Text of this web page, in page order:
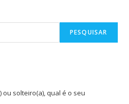
PESQUISAR
solteiro(a), qual é o seu